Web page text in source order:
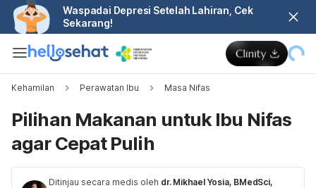
Waspadai Depresi Setelah Lahiran, Cek
Sekarang!
Kehamilan Perawatan Ibu Masa Nifas
Pilihan Makanan untuk Ibu Nifas
agar Cepat Pulih
Ditinjau secara medis oleh dr. Mikhael Yosia, BMedSci,